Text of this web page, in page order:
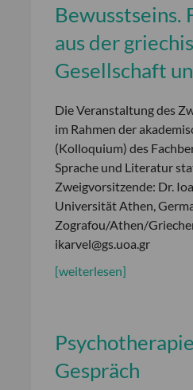
Bewusstseins.
aus der
Gesellschaft
Die Veranstaltung des
im Rahmen der
(Kolloquium) des
Sprache und Literatur
Zweigvorsitzende: Dr.
Universität Athen,
Zografou/Athen/
ikarvel@gs.uoa.gr
[weiterlesen]
Gespräch